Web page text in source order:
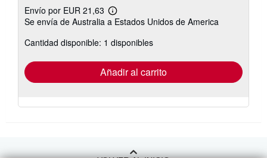
Envío por EUR 21,63
Más
información
las
tarifas
envío
Se envía de Australia a Estados Unidos de America
Cantidad disponible: 1 disponibles
Añadir al carrito